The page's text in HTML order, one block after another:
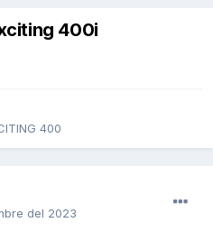
400i
400
del 2023